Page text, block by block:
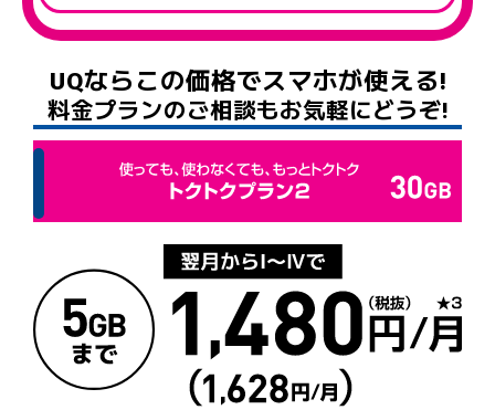
UQならこの価格でスマホが使える!
料金プランのご相談もお気軽にどうぞ!